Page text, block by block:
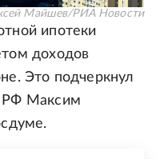
Майшев/РИА Новости
ипотеки
доходов
Это подчеркнул
РФ Максим